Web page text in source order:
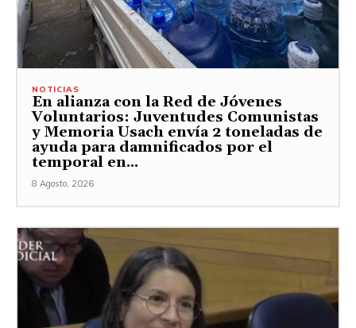
NOTICIAS
En alianza con la Red de Jóvenes
Voluntarios: Juventudes Comunistas
y Memoria Usach envía 2 toneladas de
ayuda para damnificados por el
temporal en...
8 Agosto, 2026